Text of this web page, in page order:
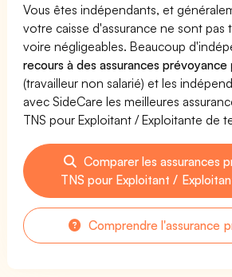
Vous êtes indépendants, et
votre caisse d'assurance ne sont pas
voire négligeables. Beaucoup
recours à des assurances prévoyance
(travailleur non salarié) et les
avec SideCare les meilleures
TNS pour Exploitant / Exploitante de
Comparer les assurances
TNS pour Exploitant /
Comprendre l'assurance